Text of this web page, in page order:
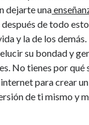
dejarte una
de todo
y la de los
su bondad y
No tienes por qué
para crear
de ti mismo y